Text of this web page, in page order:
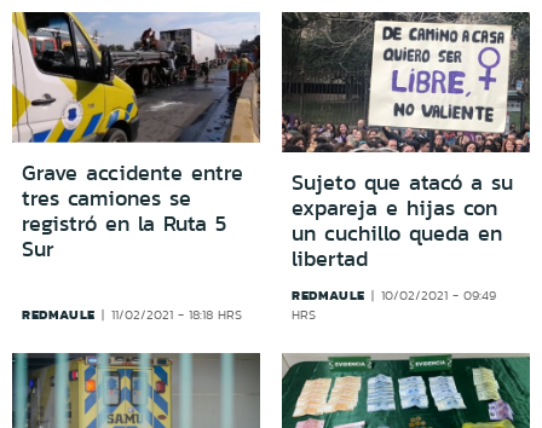
Grave accidente entre
tres camiones se
registró en la Ruta 5
Sur
REDMAULE 11/02/2021 - 18:18 HRS
Sujeto que atacó a su
expareja e hijas con
un cuchillo queda en
libertad
REDMAULE
10/02/2021 - 09:49
HRS